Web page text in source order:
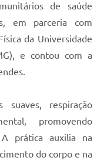
de saúde
em parceria com
da Universidade
e contou com a
respiração
promovendo
prática auxilia na
do corpo e na